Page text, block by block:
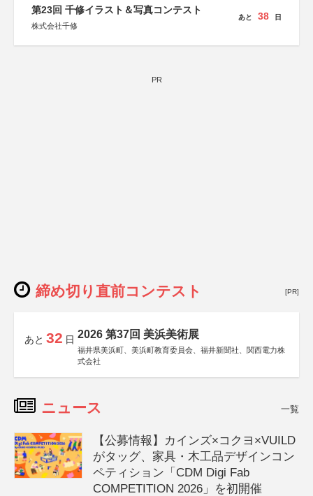
しん生命保険株式会社
第23回 千修イラスト＆写真コンテスト
株式会社千修
あと 38 日
PR
締め切り直前コンテスト [PR]
あと 32 日 2026 第37回 美浜美術展
福井県美浜町、美浜町教育委員会、福井新聞社、関西電力株
式会社
ニュース 一覧
【公募情報】カインズ×コクヨ×VUILD
がタッグ、家具・木工品デザインコン
ペティション「CDM Digi Fab
COMPETITION 2026」を初開催